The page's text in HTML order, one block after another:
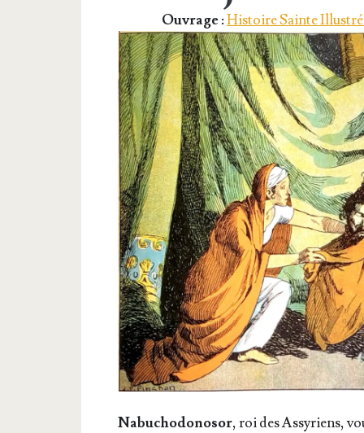
Ouvrage :Histoire Sainte
Nabu­cho­do­no­sor, roi des Assy­riens,